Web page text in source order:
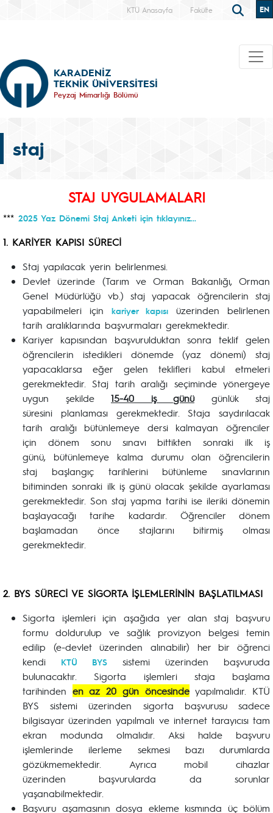
KTÜ Anasayfa Fakülte EN
KARADENİZ
TEKNİK ÜNİVERSİTESİ
Peyzaj Mimarlığı Bölümü
staj
STAJ UYGULAMALARI
*** 2025 Yaz Dönemi Staj Anketi için tıklayınız...
1. KARİYER KAPISI SÜRECİ
Staj yapılacak yerin belirlenmesi.
Devlet üzerinde (Tarım ve Orman Bakanlığı, Orman
Genel Müdürlüğü vb.) staj yapacak öğrencilerin staj
yapabilmeleri için kariyer kapısı üzerinden belirlenen
tarih aralıklarında başvurmaları gerekmektedir.
Kariyer kapısından başvurulduktan sonra teklif gelen
öğrencilerin istedikleri dönemde (yaz dönemi) staj
yapacaklarsa eğer gelen teklifleri kabul etmeleri
gerekmektedir. Staj tarih aralığı seçiminde yönergeye
uygun şekilde 15-40 iş günügünlük staj
süresini planlaması gerekmektedir. Staja saydırılacak
tarih aralığı bütünlemeye dersi kalmayan öğrenciler
için dönem sonu sınavı bittikten sonraki ilk iş
günü, bütünlemeye kalma durumu olan öğrencilerin
staj başlangıç tarihlerini bütünleme sınavlarının
bitiminden sonraki ilk iş günü olacak şekilde ayarlaması
gerekmektedir. Son staj yapma tarihi ise ileriki dönemin
başlayacağı tarihe kadardır. Öğrenciler dönem
başlamadan önce stajlarını bitirmiş olması
gerekmektedir.
2. BYS SÜRECİ VE SİGORTA İŞLEMLERİNİN BAŞLATILMASI
Sigorta işlemleri için aşağıda yer alan staj başvuru
formu doldurulup ve sağlık provizyon belgesi temin
edilip (e-devlet üzerinden alınabilir) her bir öğrenci
kendi
KTÜ BYS sistemi üzerinden başvuruda
bulunacaktır. Sigorta işlemleri staja başlama
tarihinden en az 20 gün öncesindeyapılmalıdır. KTÜ
BYS sistemi üzerinden sigorta başvurusu sadece
bilgisayar üzerinden yapılmalı ve internet tarayıcısı tam
ekran modunda olmalıdır. Aksi halde başvuru
işlemlerinde ilerleme sekmesi bazı durumlarda
gözükmemektedir. Ayrıca mobil cihazlar
üzerinden başvurularda da sorunlar
yaşanabilmektedir.
Başvuru aşamasının dosya ekleme kısmında üç bölüm